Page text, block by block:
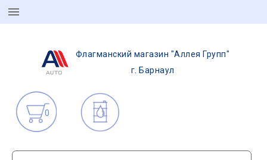
Флагманский магазин "Аллея Групп"
г. Барнаул
0